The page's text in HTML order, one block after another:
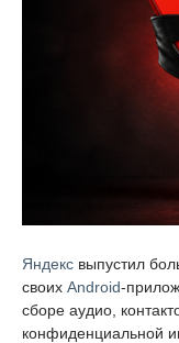
Яндекс выпустил
своих Android-
сборе аудио,
конфиденциальной